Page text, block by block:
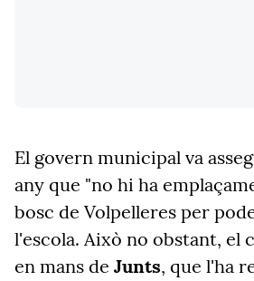
El govern municipal va
any que "no hi ha
bosc de Volpelleres per
l'escola. Això no obstant, el
en mans de Junts, que l'ha